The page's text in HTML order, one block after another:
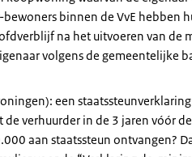
binnen de VvE hebben
na het uitvoeren van de
volgens de gemeentelijke
een
verhuurder in de 3 jaren vóór de
aan staatssteun ontvangen?